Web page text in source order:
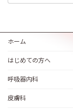
ホーム
はじめての方へ
呼吸器内科
皮膚科